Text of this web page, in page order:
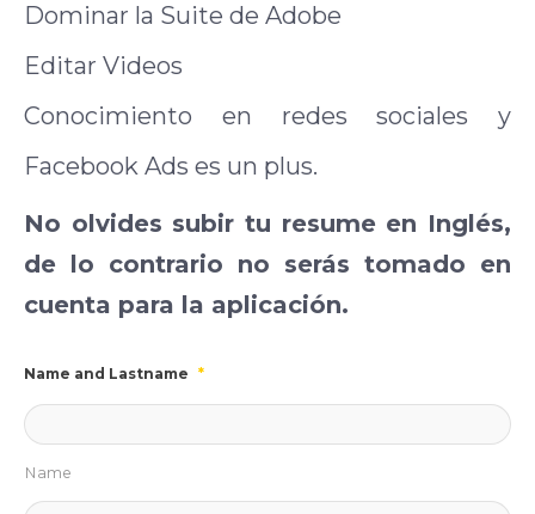
Dominar la Suite de Adobe
Editar Videos
Conocimiento en redes sociales y
Facebook Ads es un plus.
No olvides subir tu resume en Inglés,
de lo contrario no serás tomado en
cuenta para la aplicación.
Name and Lastname *
Name